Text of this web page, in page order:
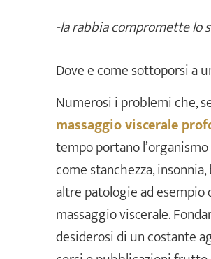
-la rabbia compromette lo
Dove e come sottoporsi a
Numerosi i problemi che,
massaggio viscerale
tempo portano
come stanchezza,
altre patologie ad
massaggio viscerale.
desiderosi di un costante